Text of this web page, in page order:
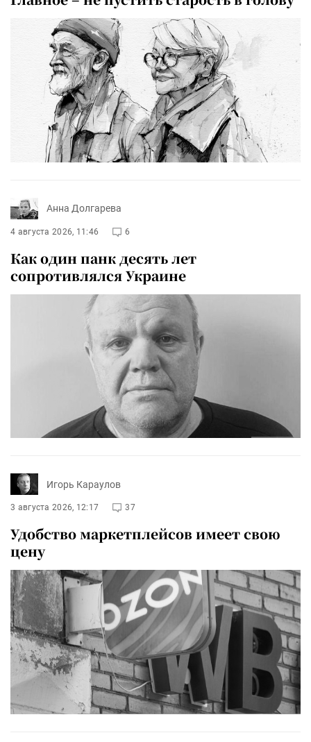
Анна Долгарева
4 августа 2026, 11:46 6
Как один панк десять лет
сопротивлялся Украине
Игорь Караулов
3 августа 2026, 12:17 37
Удобство маркетплейсов имеет свою
цену